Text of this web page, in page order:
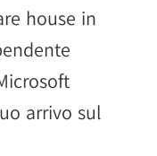
house in
arrivo sul